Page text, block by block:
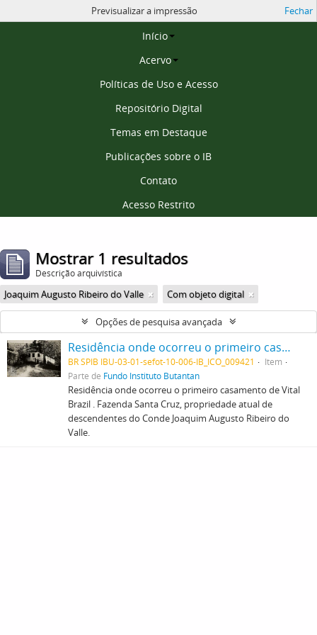
Página inicial
Início
Acervo
Políticas de Uso e Acesso
Repositório Digital
Temas em Destaque
Publicações sobre o IB
Contato
Acesso Restrito
Previsualizar a impressão Fechar
Mostrar 1 resultados
Descrição arquivística
Joaquim Augusto Ribeiro do Valle Com objeto digital
Opções de pesquisa avançada
Residência onde ocorreu o primeiro casamento de Vital Brazil . Fazenda Santa Cruz, propriedade atual de descendentes do Conde Joaquim Augusto Ribeiro do Valle.
BR SPIB IBU-03-01-sefot-10-006-IB_ICO_009421
Item
Parte de Fundo Instituto Butantan
Residência onde ocorreu o primeiro casamento de Vital
Brazil . Fazenda Santa Cruz, propriedade atual de
descendentes do Conde Joaquim Augusto Ribeiro do
Valle.